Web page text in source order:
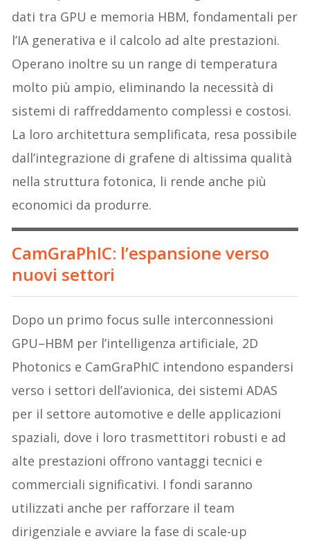
dati tra GPU e memoria HBM, fondamentali per
l’IA generativa e il calcolo ad alte prestazioni.
Operano inoltre su un range di temperatura
molto più ampio, eliminando la necessità di
sistemi di raffreddamento complessi e costosi.
La loro architettura semplificata, resa possibile
dall’integrazione di grafene di altissima qualità
nella struttura fotonica, li rende anche più
economici da produrre.
CamGraPhIC: l’espansione verso
nuovi settori
Dopo un primo focus sulle interconnessioni
GPU–HBM per l’intelligenza artificiale, 2D
Photonics e CamGraPhIC intendono espandersi
verso i settori dell’avionica, dei sistemi ADAS
per il settore automotive e delle applicazioni
spaziali, dove i loro trasmettitori robusti e ad
alte prestazioni offrono vantaggi tecnici e
commerciali significativi. I fondi saranno
utilizzati anche per rafforzare il team
dirigenziale e avviare la fase di scale-up